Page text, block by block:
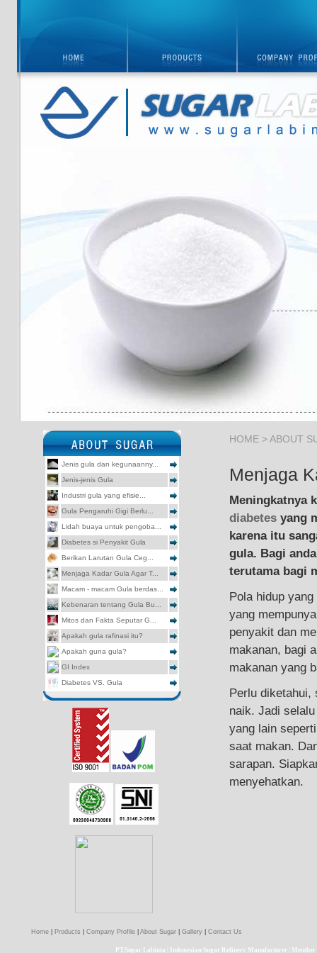
Jenis gula dan kegunaanny...
Jenis-jenis Gula
Industri gula yang efisie...
Gula Pengaruhi Gigi Berlu...
Lidah buaya untuk pengoba...
Diabetes si Penyakit Gula
Berikan Larutan Gula Ceg...
Menjaga Kadar Gula Agar T...
Macam - macam Gula berdas...
Kebenaran tentang Gula Bu...
Mitos dan Fakta Seputar G...
Apakah gula rafinasi itu?
Apakah guna gula?
GI Index
Diabetes VS. Gula
HOME> ABOUT
Menjaga
Meningkatnya
diabetesyang
karena itu
gula. Bagi
terutama bagi
Pola hidup
yang
penyakit dan
makanan, bagi
makanan yang
Perlu diketahui,
naik. Jadi
yang lain
saat makan.
sarapan.
menyehatkan.
Home| Products Company Profile| About Sugar| Gallery| Contact Us
PT.Sugar Labinta | Indonesian Sugar Refinery Manufacturer |